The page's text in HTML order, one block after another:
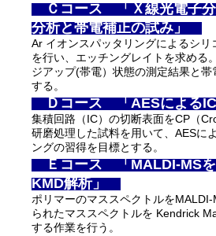
Ｃコース 「Ｘ線光電子分
分析と帯電補正の試み」
Ar イオンスパッタリングによるシ
を行い、エッチングレイトを求める
ジアップ(帯電）状態の測定結果と
する。
Ｄコース 「AESによる
集積回路（IC）の切断表面をCP（
研磨処理した試料を用いて、AESに
ングの習得を目標とする。
Ｅコース 「MALDI-MSを
KMD解析」
ポリマーのマススペクトルを
られたマススペクトルを Kendrick
する作業を行う。